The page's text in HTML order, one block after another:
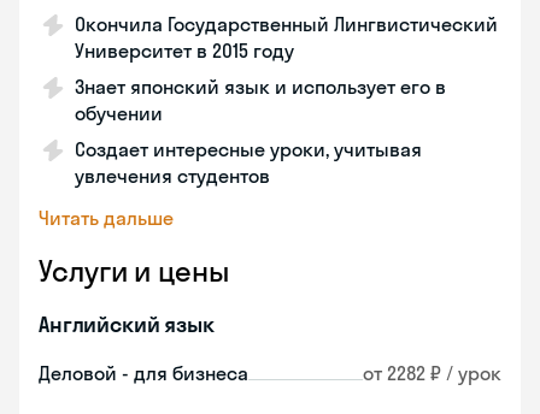
Окончила Государственный Лингвистический
Университет в 2015 году
Знает японский язык и использует его в
обучении
Создает интересные уроки, учитывая
увлечения студентов
Читать дальше
Услуги и цены
Английский язык
Деловой - для бизнеса от 2282 ₽ / урок